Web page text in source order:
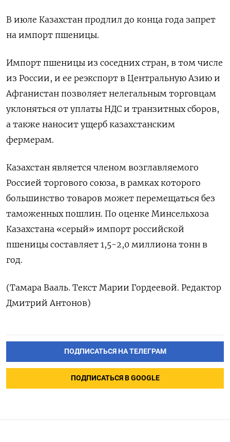
В июле Казахстан продлил до конца года запрет
на импорт пшеницы.
Импорт пшеницы из соседних стран, в том числе
из России, и ее реэкспорт в Центральную Азию и
Афганистан позволяет нелегальным торговцам
уклоняться от уплаты НДС и транзитных сборов,
а также наносит ущерб казахстанским
фермерам.
Казахстан является членом возглавляемого
Россией торгового союза, в рамках которого
большинство товаров может перемещаться без
таможенных пошлин. По оценке Минсельхоза
Казахстана «серый» импорт российской
пшеницы составляет 1,5-2,0 миллиона тонн в
год.
(Тамара Вааль. Текст Марии Гордеевой. Редактор
Дмитрий Антонов)
ПОДПИСАТЬСЯ НА ТЕЛЕГРАМ
ПОДПИСАТЬСЯ В GOOGLE